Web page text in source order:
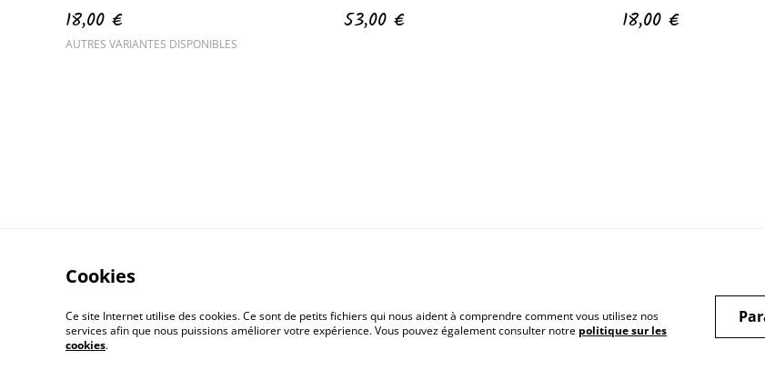
18,00 €
AUTRES VARIANTES DISPONIBLES
53,00 €
18,00 €
Cookies
Ce site Internet utilise des cookies. Ce sont de petits fichiers qui nous aident à comprendre comment vous utilisez nos
services afin que nous puissions améliorer votre expérience. Vous pouvez également consulter notre politique sur les
cookies.